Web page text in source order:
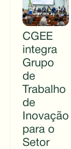
CGEE
integra
Grupo
de
Trabalho
de
Inovação
para o
Setor